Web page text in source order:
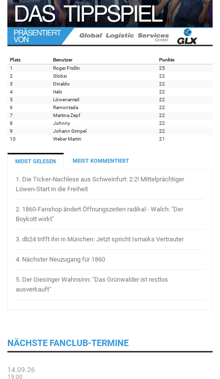
Platz Benutzer
Punkte
1
Roger Fridlin
25
2
Globsi
22
3
Dinaldo
22
4
Italo
22
5
Löwenanteil
22
6
Ramontada
22
7
Martina Zepf
22
8
Johnny
22
9
Johann Gimpel
22
10
Weber Martin 21
MEIST GELESEN MEIST KOMMENTIERT
1. Die Ticker-Nachlese aus Schweinfurt: 2:2! Mittelprächtiger
Löwen-Start in die Freiheit
2. 1860-Fanshop ändert Öffnungszeiten radikal - Walch: "Der
Boykott wirkt"
3. db24 trifft ihn in München: Jetzt spricht Ismaiks Vertrauter
4. Nächster Neuzugang für 1860
5. Der Giesinger Wahnsinn: "Das Grünwalder ist restlos
ausverkauft"
NÄCHSTE FANCLUB-TERMINE
14.09.26
19:00